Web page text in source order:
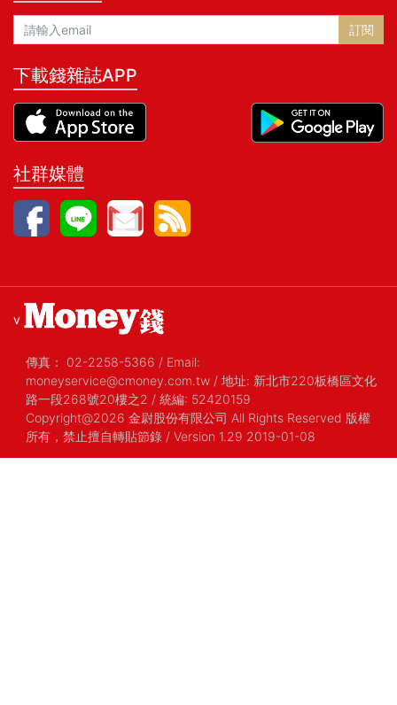
訂閱
下載錢雜誌APP
社群媒體
v
傳真： 02-2258-5366 / Email:
moneyservice@cmoney.com.tw / 地址: 新北市220板橋區文化
路一段268號20樓之2 / 統編: 52420159
Copyright@2026 金尉股份有限公司 All Rights Reserved 版權
所有，禁止擅自轉貼節錄 / Version 1.29 2019-01-08